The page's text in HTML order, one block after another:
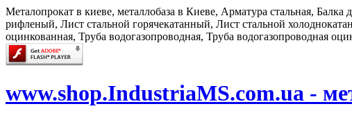
Металопрокат в киеве, металлобаза в Киеве, Арматура стальная,
рифленый, Лист стальной горячекатанный, Лист стальной
оцинкованная, Труба водогазопроводная, Труба водогазопроводная
www.shop.IndustriaMS.com.ua -